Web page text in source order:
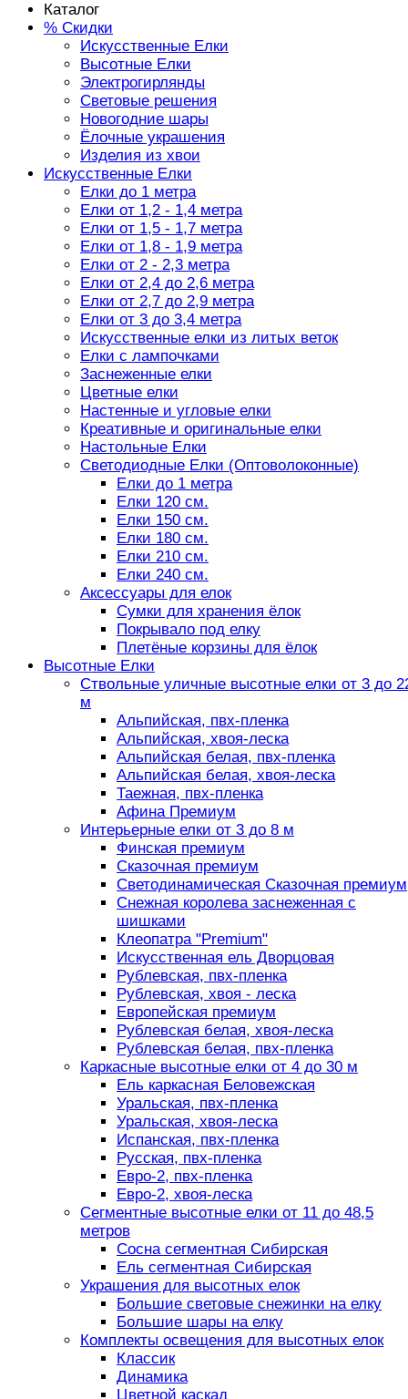
Каталог
% Скидки
Искусственные Елки
Высотные Елки
Электрогирлянды
Световые решения
Новогодние шары
Ёлочные украшения
Изделия из хвои
Искусственные Елки
Елки до 1 метра
Елки от 1,2 - 1,4 метра
Елки от 1,5 - 1,7 метра
Елки от 1,8 - 1,9 метра
Елки от 2 - 2,3 метра
Елки от 2,4 до 2,6 метра
Елки от 2,7 до 2,9 метра
Елки от 3 до 3,4 метра
Искусственные елки из литых веток
Елки с лампочками
Заснеженные елки
Цветные елки
Настенные и угловые елки
Креативные и оригинальные елки
Настольные Елки
Светодиодные Елки (Оптоволоконные)
Елки до 1 метра
Елки 120 см.
Елки 150 см.
Елки 180 см.
Елки 210 см.
Елки 240 см.
Аксессуары для елок
Сумки для хранения ёлок
Покрывало под елку
Плетёные корзины для ёлок
Высотные Елки
Ствольные уличные высотные елки от 3 до
м
Альпийская, пвх-пленка
Альпийская, хвоя-леска
Альпийская белая, пвх-пленка
Альпийская белая, хвоя-леска
Таежная, пвх-пленка
Афина Премиум
Интерьерные елки от 3 до 8 м
Финская премиум
Сказочная премиум
Светодинамическая Сказочная премиум
Снежная королева заснеженная с
шишками
Клеопатра "Premium"
Искусственная ель Дворцовая
Рублевская, пвх-пленка
Рублевская, хвоя - леска
Европейская премиум
Рублевская белая, хвоя-леска
Рублевская белая, пвх-пленка
Каркасные высотные елки от 4 до 30 м
Ель каркасная Беловежская
Уральская, пвх-пленка
Уральская, хвоя-леска
Испанская, пвх-пленка
Русская, пвх-пленка
Евро-2, пвх-пленка
Евро-2, хвоя-леска
Сегментные высотные елки от 11 до 48,5
метров
Сосна сегментная Сибирская
Ель сегментная Сибирская
Украшения для высотных елок
Большие световые снежинки на елку
Большие шары на елку
Комплекты освещения для высотных елок
Классик
Динамика
Цветной каскад